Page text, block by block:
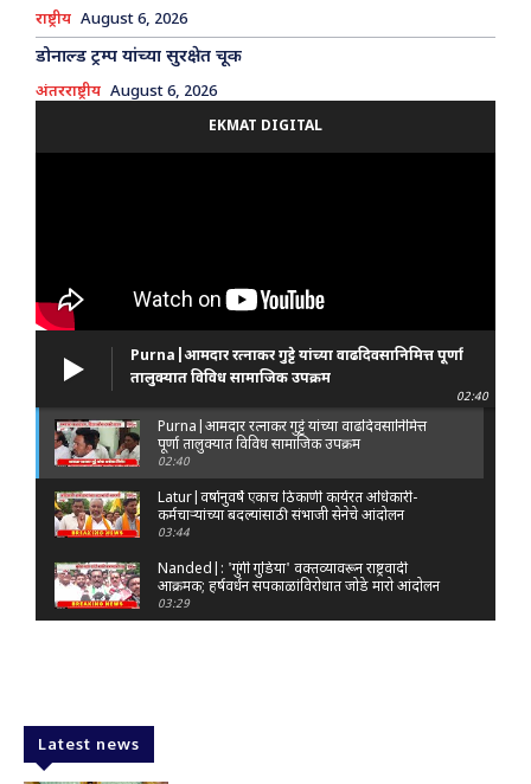
राष्ट्रीय August 6, 2026
डोनाल्ड ट्रम्प यांच्या सुरक्षेत चूक
अंतरराष्ट्रीय August 6, 2026
EKMAT DIGITAL
Purna|आमदार रत्नाकर गुट्टे यांच्या वाढदिवसानिमित्त पूर्णा
तालुक्यात विविध सामाजिक उपक्रम
02:40
Purna|आमदार रत्नाकर गुट्टे यांच्या वाढदिवसानिमित्त
पूर्णा तालुक्यात विविध सामाजिक उपक्रम
02:40
Latur|वर्षानुवर्षे एकाच ठिकाणी कार्यरत अधिकारी-
कर्मचाऱ्यांच्या बदल्यांसाठी संभाजी सेनेचे आंदोलन
03:44
Nanded|: 'गुंगी गुडिया' वक्तव्यावरून राष्ट्रवादी
आक्रमक; हर्षवर्धन सपकाळांविरोधात जोडे मारो आंदोलन
03:29
Latest news